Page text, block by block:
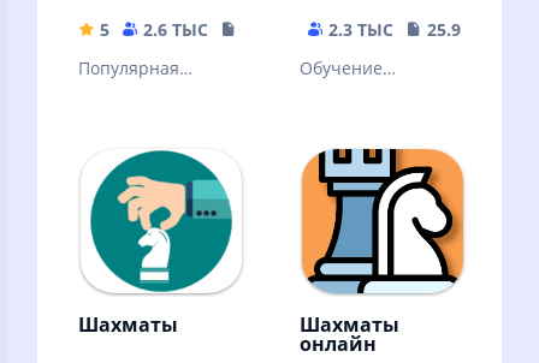
5 2.6 ТЫС
42.89 MB
Популярная
Знакомая многим с
детства
2.3 ТЫС
25.93 MB
Обучение
наглядным!
Множество задач
и уроков!
Шахматы Шахматы
онлайн